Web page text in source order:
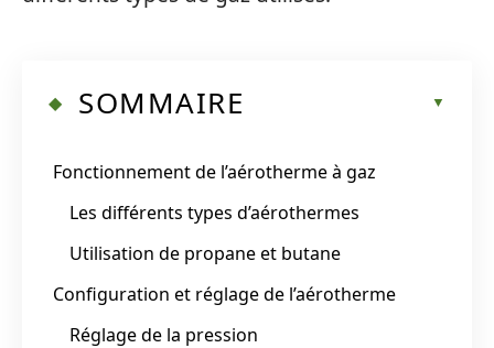
SOMMAIRE
Fonctionnement de l’aérotherme à gaz
Les différents types d’aérothermes
Utilisation de propane et butane
Configuration et réglage de l’aérotherme
Réglage de la pression